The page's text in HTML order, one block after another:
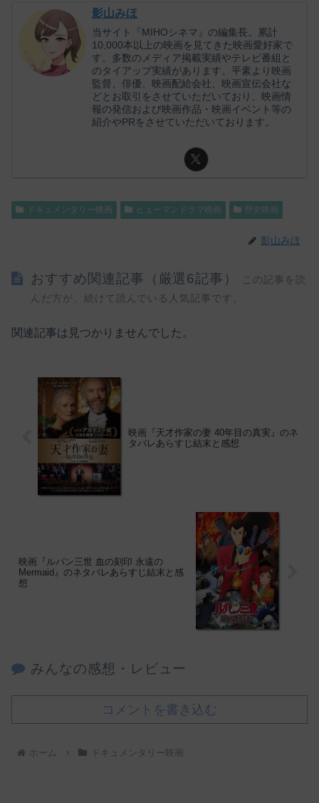
影山みほ
当サイト『MIHOシネマ』の編集長。累計
10,000本以上の映画を見てきた映画愛好家で
す。多数のメディア掲載実績やテレビ番組と
のタイアップ実績があります。平素より映画
監督、俳優、映画配給会社、映画宣伝会社な
どとお取引をさせていただいており、映画情
報の発信および映画作品・映画イベント等の
紹介やPRをさせていただいております。
ドキュメンタリー映画 ヒューマンドラマ映画 歴史映画
影山みほ
おすすめ関連記事（厳選6記事）
この記事を読
んだ方が、続けて読んでいる人気記事です。
関連記事は見つかりませんでした。
映画『天才作家の妻 40年目の真実』のネ
タバレあらすじ結末と感想
映画『ルパン三世 血の刻印 永遠の
Mermaid』のネタバレあらすじ結末と感
想
みんなの感想・レビュー
コメントを書き込む
ホーム ドキュメンタリー映画